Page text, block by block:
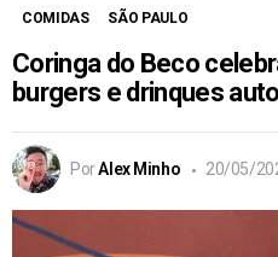
COMIDAS SÃO PAULO
Coringa do Beco
burgers e drinques
PorAlex Minho 20/05/